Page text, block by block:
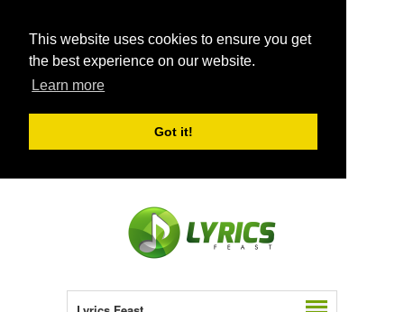
This website uses cookies to ensure you get
the best experience on our website.
Learn more
Got it!